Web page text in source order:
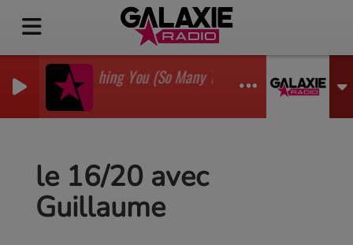
I'm Watching You (So Many Times) (Sean Finn Remix)
GADJO
le 16/20 avec
Guillaume